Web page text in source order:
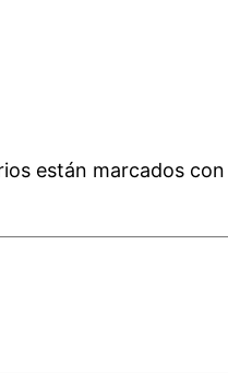
están marcados